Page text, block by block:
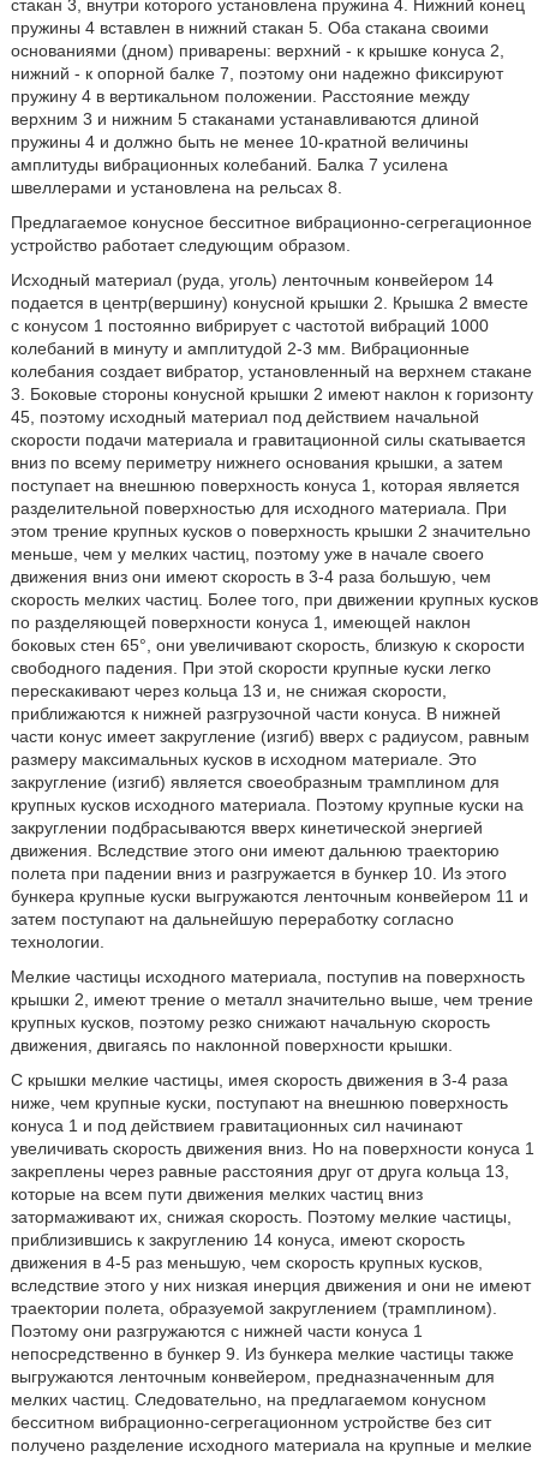
стакан 3, внутри которого установлена пружина 4. Нижний конец
пружины 4 вставлен в нижний стакан 5. Оба стакана своими
основаниями (дном) приварены: верхний - к крышке конуса 2,
нижний - к опорной балке 7, поэтому они надежно фиксируют
пружину 4 в вертикальном положении. Расстояние между
верхним 3 и нижним 5 стаканами устанавливаются длиной
пружины 4 и должно быть не менее 10-кратной величины
амплитуды вибрационных колебаний. Балка 7 усилена
швеллерами и установлена на рельсах 8.
Предлагаемое конусное бесситное вибрационно-сегрегационное
устройство работает следующим образом.
Исходный материал (руда, уголь) ленточным конвейером 14
подается в центр(вершину) конусной крышки 2. Крышка 2 вместе
с конусом 1 постоянно вибрирует с частотой вибраций 1000
колебаний в минуту и амплитудой 2-3 мм. Вибрационные
колебания создает вибратор, установленный на верхнем стакане
3. Боковые стороны конусной крышки 2 имеют наклон к горизонту
45, поэтому исходный материал под действием начальной
скорости подачи материала и гравитационной силы скатывается
вниз по всему периметру нижнего основания крышки, а затем
поступает на внешнюю поверхность конуса 1, которая является
разделительной поверхностью для исходного материала. При
этом трение крупных кусков о поверхность крышки 2 значительно
меньше, чем у мелких частиц, поэтому уже в начале своего
движения вниз они имеют скорость в 3-4 раза большую, чем
скорость мелких частиц. Более того, при движении крупных кусков
по разделяющей поверхности конуса 1, имеющей наклон
боковых стен 65°, они увеличивают скорость, близкую к скорости
свободного падения. При этой скорости крупные куски легко
перескакивают через кольца 13 и, не снижая скорости,
приближаются к нижней разгрузочной части конуса. В нижней
части конус имеет закругление (изгиб) вверх с радиусом, равным
размеру максимальных кусков в исходном материале. Это
закругление (изгиб) является своеобразным трамплином для
крупных кусков исходного материала. Поэтому крупные куски на
закруглении подбрасываются вверх кинетической энергией
движения. Вследствие этого они имеют дальнюю траекторию
полета при падении вниз и разгружается в бункер 10. Из этого
бункера крупные куски выгружаются ленточным конвейером 11 и
затем поступают на дальнейшую переработку согласно
технологии.
Мелкие частицы исходного материала, поступив на поверхность
крышки 2, имеют трение о металл значительно выше, чем трение
крупных кусков, поэтому резко снижают начальную скорость
движения, двигаясь по наклонной поверхности крышки.
С крышки мелкие частицы, имея скорость движения в 3-4 раза
ниже, чем крупные куски, поступают на внешнюю поверхность
конуса 1 и под действием гравитационных сил начинают
увеличивать скорость движения вниз. Но на поверхности конуса 1
закреплены через равные расстояния друг от друга кольца 13,
которые на всем пути движения мелких частиц вниз
затормаживают их, снижая скорость. Поэтому мелкие частицы,
приблизившись к закруглению 14 конуса, имеют скорость
движения в 4-5 раз меньшую, чем скорость крупных кусков,
вследствие этого у них низкая инерция движения и они не имеют
траектории полета, образуемой закруглением (трамплином).
Поэтому они разгружаются с нижней части конуса 1
непосредственно в бункер 9. Из бункера мелкие частицы также
выгружаются ленточным конвейером, предназначенным для
мелких частиц. Следовательно, на предлагаемом конусном
бесситном вибрационно-сегрегационном устройстве без сит
получено разделение исходного материала на крупные и мелкие